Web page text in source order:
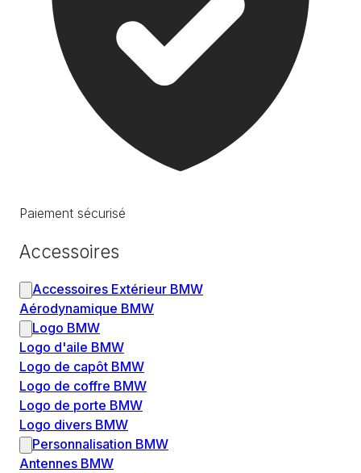
Paiement sécurisé
Accessoires
Accessoires Extérieur BMW
Aérodynamique BMW
Logo BMW
Logo d'aile BMW
Logo de capôt BMW
Logo de coffre BMW
Logo de porte BMW
Logo divers BMW
Personnalisation BMW
Antennes BMW